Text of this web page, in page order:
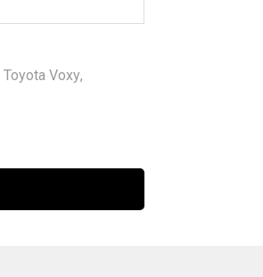
Toyota Voxy,